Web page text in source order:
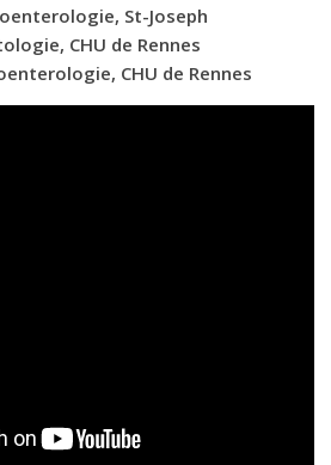
St-Joseph
CHU de Rennes
CHU de Rennes